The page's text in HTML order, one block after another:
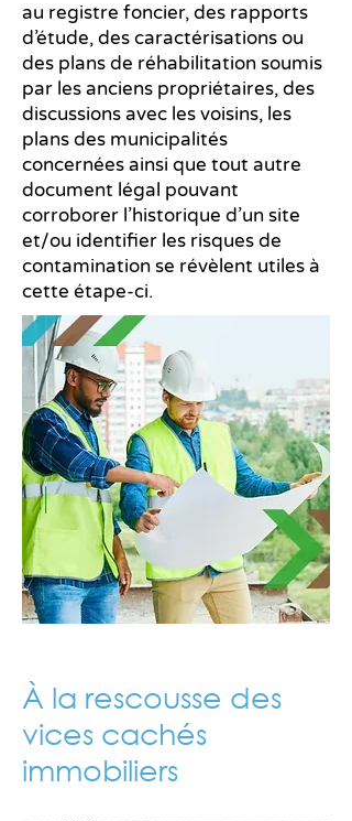
au registre foncier, des rapports
d’étude, des caractérisations ou
des plans de réhabilitation soumis
par les anciens propriétaires, des
discussions avec les voisins, les
plans des municipalités
concernées ainsi que tout autre
document légal pouvant
corroborer l’historique d’un site
et/ou identifier les risques de
contamination se révèlent utiles à
cette étape-ci.
À la rescousse des
vices cachés
immobiliers